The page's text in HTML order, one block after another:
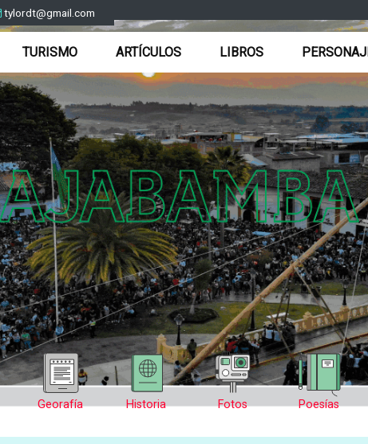
tylordt@gmail.com
TURISMO ARTÍCULOS LIBROS
Georafía Historia Fotos Poesías